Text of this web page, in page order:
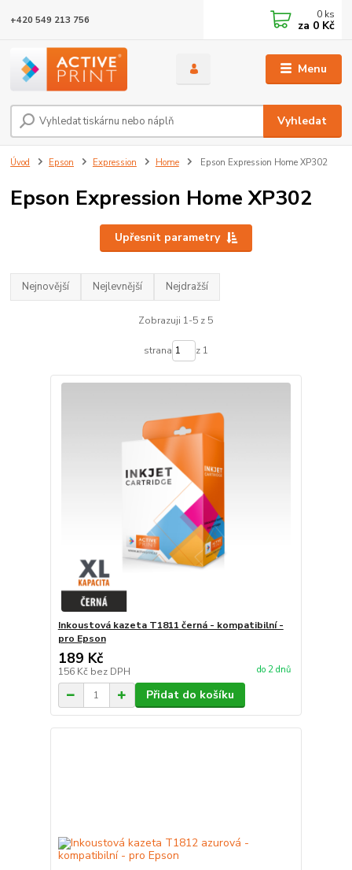
Menu
Vyhledat
+420 549 213 756 0 ks
za 0 Kč
Úvod Epson Expression Home Epson Expression Home XP302
Epson Expression Home XP302
Upřesnit parametry
Nejnovější Nejlevnější Nejdražší
Zobrazuji 1-5 z 5
strana z 1
Inkoustová kazeta T1811 černá - kompatibilní -
pro Epson
189 Kč
156 Kč bez DPH do 2 dnů
Přidat do košíku